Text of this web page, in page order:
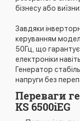
бізнесу або
Завдяки
керуванням
50Гц, що
електроніки
Генератор
напруги без
Переваги
KS 6500iEG